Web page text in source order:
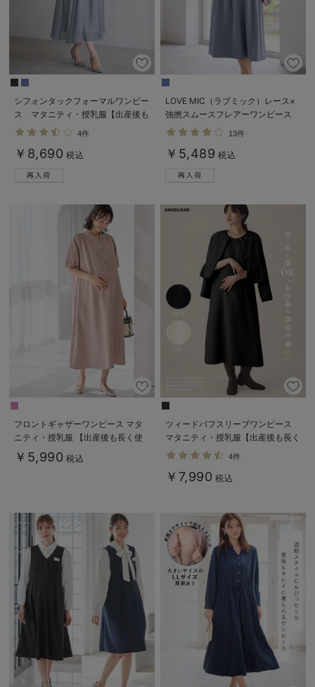
シフォンタックフォーマルワンピー
ス マタニティ・授乳服【出産後も
長く使える】
4件
￥8,690 税込
LOVE MIC（ラブミック）レース×
強撚スムースフレアーワンピース
マタニティ・授乳服【出産後も長く
13件
￥5,489 税込
フロントギャザーワンピース マタ
ニティ・授乳服 【出産後も長く使
える】
￥5,990 税込
ツィードパフスリーブワンピース
マタニティ・授乳服【出産後も長く
使える】
4件
￥7,990 税込